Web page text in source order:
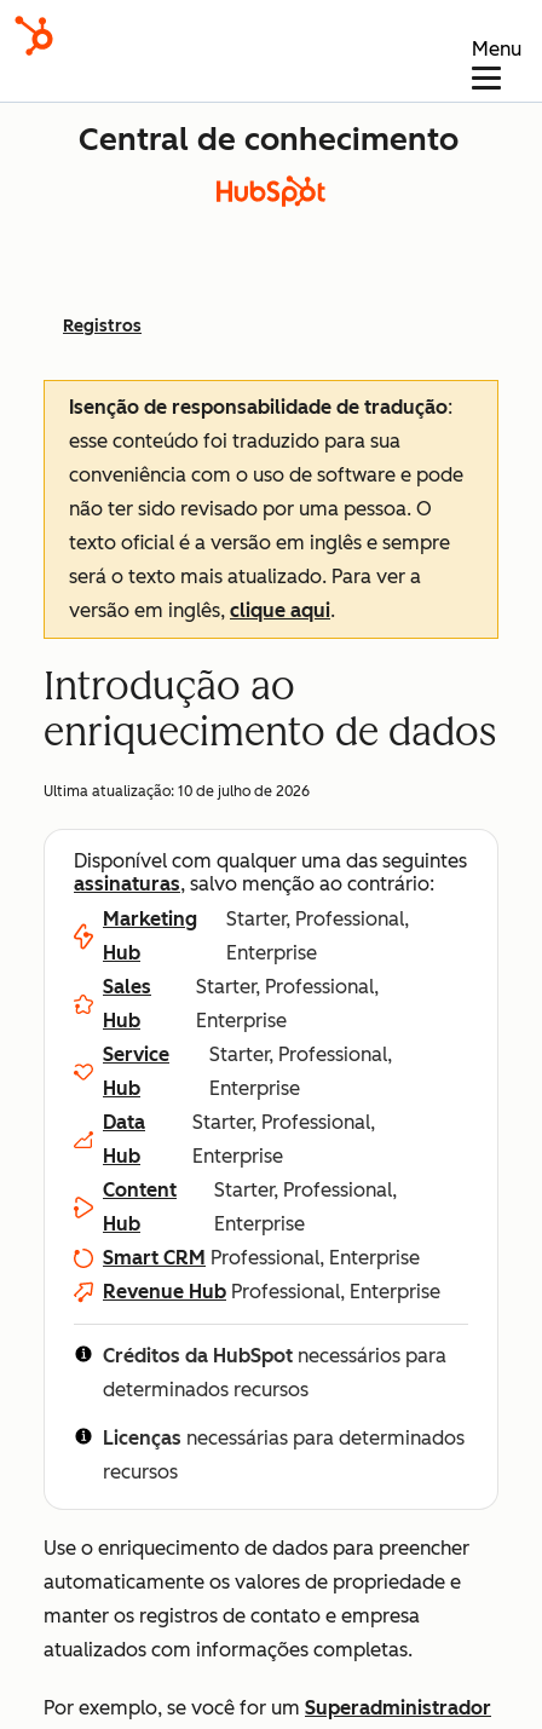
Menu
Central de conhecimento
Registros
Isenção de responsabilidade de tradução:
esse conteúdo foi traduzido para sua
conveniência com o uso de software e pode
não ter sido revisado por uma pessoa. O
texto oficial é a versão em inglês e sempre
será o texto mais atualizado. Para ver a
versão em inglês, clique aqui.
Introdução ao
enriquecimento de dados
Ultima atualização: 10 de julho de 2026
Disponível com qualquer uma das seguintes
assinaturas, salvo menção ao contrário:
Marketing
Hub
Starter, Professional,
Enterprise
Sales
Hub
Starter, Professional,
Enterprise
Service
Hub
Starter, Professional,
Enterprise
Data
Hub
Starter, Professional,
Enterprise
Content
Hub
Starter, Professional,
Enterprise
Smart CRM Professional, Enterprise
Revenue Hub Professional, Enterprise
Créditos da HubSpot necessários para
determinados recursos
Licenças necessárias para determinados
recursos
Use o enriquecimento de dados para preencher
automaticamente os valores de propriedade e
manter os registros de contato e empresa
atualizados com informações completas.
Por exemplo, se você for um Superadministrador